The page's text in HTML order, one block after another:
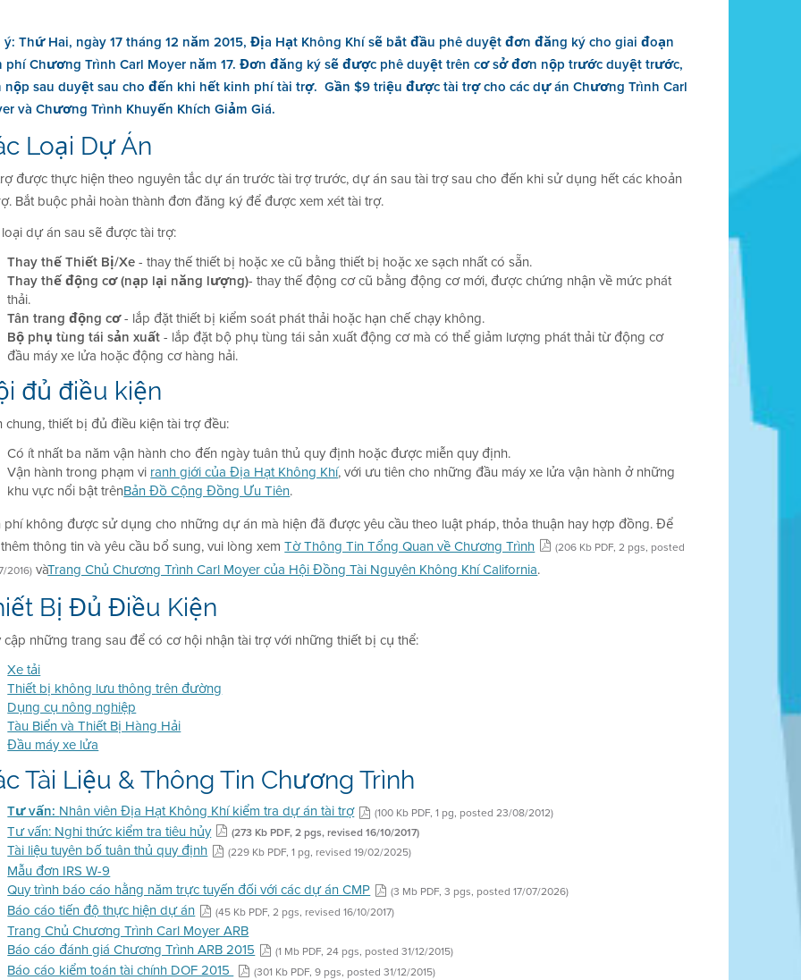
Thứ Hai, ngày 17 tháng 12 năm 2015, Địa Hạt Không Khí sẽ bắt đầu phê duyệt đơn đăng ký cho giai đoạn
phí Chương Trình Carl Moyer năm 17. Đơn đăng ký sẽ được phê duyệt trên cơ sở đơn nộp trước duyệt trước,
nộp sau duyệt sau cho đến khi hết kinh phí tài trợ. Gần $9 triệu được tài trợ cho các dự án Chương Trình Carl
và Chương Trình Khuyến Khích Giảm Giá.
Loại Dự Án
được thực hiện theo nguyên tắc dự án trước tài trợ trước, dự án sau tài trợ sau cho đến khi sử dụng hết các khoản
Bắt buộc phải hoàn thành đơn đăng ký để được xem xét tài trợ.
dự án sau sẽ được tài trợ:
Thay thế Thiết Bị/Xe- thay thế thiết bị hoặc xe cũ bằng thiết bị hoặc xe sạch nhất có sẵn.
Thay thế động cơ (nạp lại năng lượng)- thay thế động cơ cũ bằng động cơ mới, được chứng nhận về mức phát
thải.
Tân trang động cơ- lắp đặt thiết bị kiểm soát phát thải hoặc hạn chế chạy không.
Bộ phụ tùng tái sản xuất- lắp đặt bộ phụ tùng tái sản xuất động cơ mà có thể giảm lượng phát thải từ động cơ
đầu máy xe lửa hoặc động cơ hàng hải.
đủ điều kiện
chung, thiết bị đủ điều kiện tài trợ đều:
Có ít nhất ba năm vận hành cho đến ngày tuân thủ quy định hoặc được miễn quy định.
Vận hành trong phạm vi ranh giới của Địa Hạt Không Khí, với ưu tiên cho những đầu máy xe lửa vận hành ở những
khu vực nổi bật trênBản Đồ Cộng Đồng Ưu Tiên.
phí không được sử dụng cho những dự án mà hiện đã được yêu cầu theo luật pháp, thỏa thuận hay hợp đồng. Để
thông tin và yêu cầu bổ sung, vui lòng xemTờ Thông Tin Tổng Quan về Chương Trình
(206 Kb PDF, 2 pgs, posted
2016) vàTrang Chủ Chương Trình Carl Moyer của Hội Đồng Tài Nguyên Không Khí California.
Bị Đủ Điều Kiện
cập những trang sau để có cơ hội nhận tài trợ với những thiết bị cụ thể:
Xe tải
Thiết bị không lưu thông trên đường
Dụng cụ nông nghiệp
Tàu Biển và Thiết Bị Hàng Hải
Đầu máy xe lửa
Tài Liệu & Thông Tin Chương Trình
Tư vấn: Nhân viên Địa Hạt Không Khí kiểm tra dự án tài trợ (100 Kb PDF, 1 pg, posted 23/08/2012)
Tư vấn: Nghi thức kiểm tra tiêu hủy (273 Kb PDF, 2 pgs, revised 16/10/2017)
Tài liệu tuyên bố tuân thủ quy định (229 Kb PDF, 1 pg, revised 19/02/2025)
Mẫu đơn IRS W-9
Quy trình báo cáo hằng năm trực tuyến đối với các dự án CMP
(3 Mb PDF, 3 pgs, posted 17/07/2026)
Báo cáo tiến độ thực hiện dự án (45 Kb PDF, 2 pgs, revised 16/10/2017)
Trang Chủ Chương Trình Carl Moyer ARB
Báo cáo đánh giá Chương Trình ARB 2015
(1 Mb PDF, 24 pgs, posted 31/12/2015)
Báo cáo kiểm toán tài chính DOF 2015 (301 Kb PDF, 9 pgs, posted 31/12/2015)